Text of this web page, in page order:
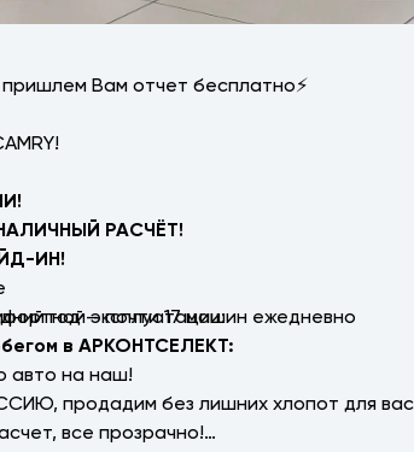
Вам отчет бесплатно⚡
эксплуатации:
РАСЧЁТ!
ИН!
год — почти 17 машин ежедневно
в АРКОНТСЕЛЕКТ:
авто на наш!
продадим без лишних хлопот для
все прозрачно!